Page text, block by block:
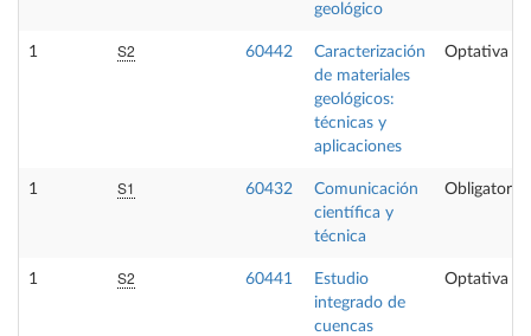
geológico
1 S2 60442
Caracterización
de materiales
geológicos:
técnicas y
aplicaciones
Optativa
1 S1 60432
Comunicación
científica y
técnica
Obligatoria
1 S2 60441
Estudio
integrado de
cuencas
Optativa